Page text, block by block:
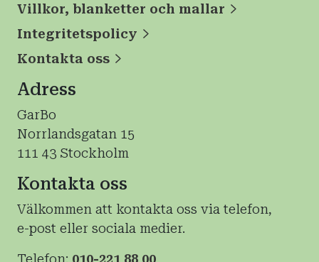
Villkor, blanketter och mallar
Integritetspolicy
Kontakta oss
Adress
GarBo
Norrlandsgatan 15
111 43 Stockholm
Kontakta oss
Välkommen att kontakta oss via telefon,
e-post eller sociala medier.
Telefon: 010-221 88 00